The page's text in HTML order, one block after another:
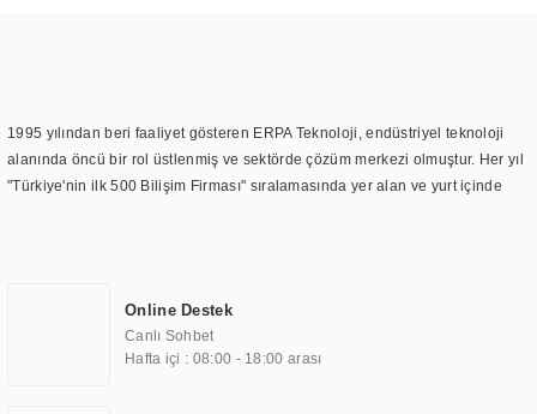
1995 yılından beri faaliyet gösteren ERPA Teknoloji, endüstriyel teknoloji
alanında öncü bir rol üstlenmiş ve sektörde çözüm merkezi olmuştur. Her yıl
"Türkiye'nin ilk 500 Bilişim Firması" sıralamasında yer alan ve yurt içinde
TOCHI markası altında kendi ürettiği ürünlerde kullanmıştır. Günümüzde
TOCHI; videowall, digital signage, kiosk, totem, akıllı durak ekranı, araç içi
ekran, asansör ekranı, digital menüboard, marin ekran, medikal ekran,
Online Destek
Canlı Sohbet
Hafta içi : 08:00 - 18:00 arası